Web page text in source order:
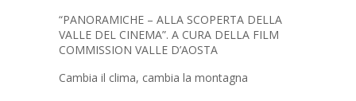
“PANORAMICHE – ALLA SCOPERTA DELLA
VALLE DEL CINEMA”. A CURA DELLA FILM
COMMISSION VALLE D’AOSTA
Cambia il clima, cambia la montagna